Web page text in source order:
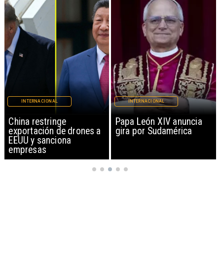
China restringe
exportación de drones a
EEUU y sanciona
empresas
INTERNACIONAL
Papa León XIV anuncia
gira por Sudamérica
INTERNACIONAL